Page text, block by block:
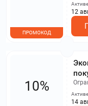
ПРОМОКОД
12
10%
14